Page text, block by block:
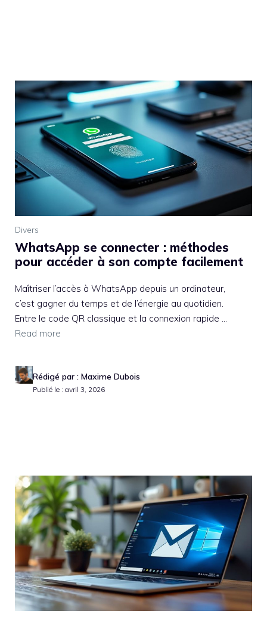
Divers
WhatsApp se connecter : méthodes
pour accéder à son compte facilement
Maîtriser l’accès à WhatsApp depuis un ordinateur,
c’est gagner du temps et de l’énergie au quotidien.
Entre le code QR classique et la connexion rapide ...
Read more
Rédigé par : Maxime Dubois
Publié le : avril 3, 2026